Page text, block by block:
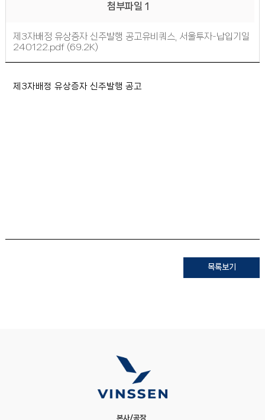
첨부파일 1
제3자배정 유상증자 신주발행 공고유비쿼스, 서울투자-납입기일
240122.pdf (69.2K)
제3자배정 유상증자 신주발행 공고
목록보기
본사/공장